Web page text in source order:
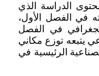
الدراسة الذي
في الفصل الأول،
في الفصل
يتبعه توزع مكاني
الرئيسية في